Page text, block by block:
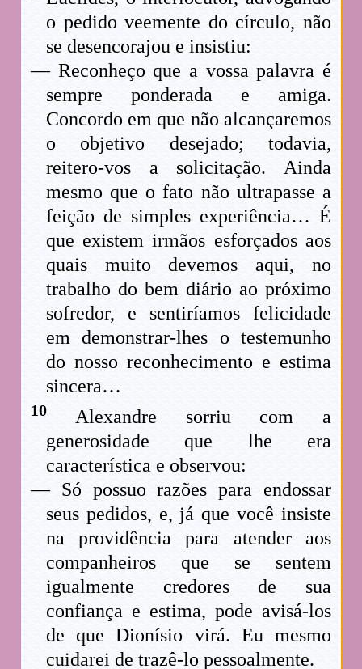
o pedido veemente do círculo, não
se desencorajou e insistiu:
— Reconheço que a vossa palavra é
sempre ponderada e amiga.
Concordo em que não alcançaremos
o objetivo desejado; todavia,
reitero-vos a solicitação. Ainda
mesmo que o fato não ultrapasse a
feição de simples experiência… É
que existem irmãos esforçados aos
quais muito devemos aqui, no
trabalho do bem diário ao próximo
sofredor, e sentiríamos felicidade
em demonstrar-lhes o testemunho
do nosso reconhecimento e estima
sincera…
10 Alexandre sorriu com a
generosidade que lhe era
característica e observou:
— Só possuo razões para endossar
seus pedidos, e, já que você insiste
na providência para atender aos
companheiros que se sentem
igualmente credores de sua
confiança e estima, pode avisá-los
de que Dionísio virá. Eu mesmo
cuidarei de trazê-lo pessoalmente.